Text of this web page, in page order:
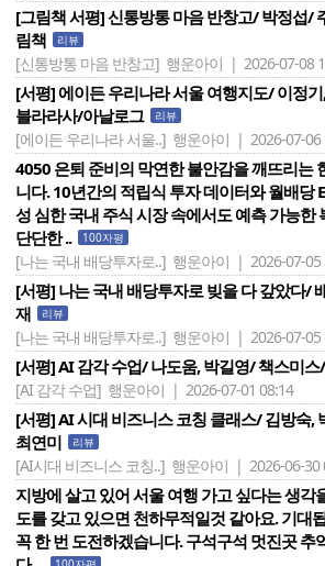
[그림책 서평] 신통방통 마음 반창고/ 박정섭/
림책
리뷰
[신통방통 마음 반창고] 행운아이 | 2026-07-08
[서평] 에이든 우리나라 서울 여행지도/ 이정
블라라사/아날로그
리뷰
[에이든 우리나라 서울..] 행운아이 | 2026-07-06
4050 은퇴 준비의 막연한 불안감을 깨뜨리는
니다. 10년간의 적립식 투자 데이터와 월배당
성 심한 국내 주식 시장 속에서도 예측 가능한
단단한 ..
100자평
[나는 국내 배당투자로..] 행운아이 | 2026-07-05
[서평] 나는 국내 배당투자로 빚을 다 갚았다/
재
리뷰
[나는 국내 배당투자로..] 행운아이 | 2026-07-05
[서평] AI 감각 수업/ 나도움, 박길영/ 책스미
[AI 감각 수업] 행운아이 | 2026-07-01 08:14
[서평] AI 시대 비즈니스 코칭 클래스/ 김방숙,
최연미
리뷰
[AI시대 비즈니스 코칭..] 행운아이 | 2026-06-30
지방에 살고 있어 서울 여행 가고 싶다는 생각
도를 갖고 있으면 천하무적일것 같아요. 기대
꼭 한 번 도전하겠습니다. 구석구석 멋진곳 추